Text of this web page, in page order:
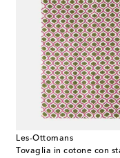
Les-Ottomans
Tovaglia in cotone con